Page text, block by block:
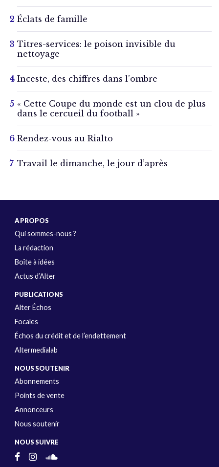
Éclats de famille
Titres-services: le poison invisible du
nettoyage
Inceste, des chiffres dans l’ombre
« Cette Coupe du monde est un clou de plus
dans le cercueil du football »
Rendez-vous au Rialto
Travail le dimanche, le jour d’après
A PROPOS
Qui sommes-nous ?
La rédaction
Boîte à idées
Actus d’Alter
PUBLICATIONS
Alter Échos
Focales
Échos du crédit et de l’endettement
Altermedialab
NOUS SOUTENIR
Abonnements
Points de vente
Annonceurs
Nous soutenir
NOUS SUIVRE